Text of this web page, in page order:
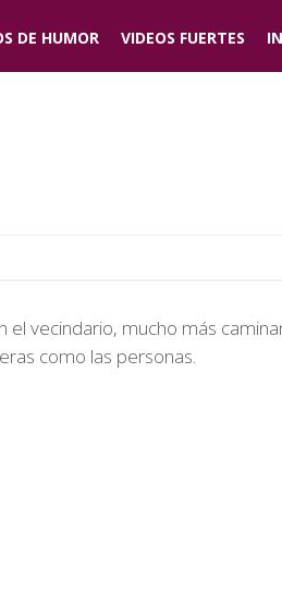
DE HUMOR VIDEOS FUERTES
vecindario, mucho más
como las personas.